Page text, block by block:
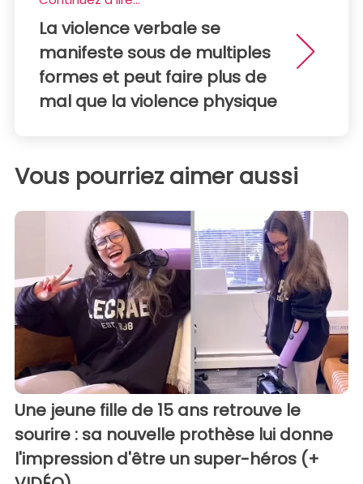
La violence verbale se
manifeste sous de multiples
formes et peut faire plus de
mal que la violence physique
Vous pourriez aimer aussi
Une jeune fille de 15 ans retrouve le
sourire : sa nouvelle prothèse lui donne
l'impression d'être un super-héros (+